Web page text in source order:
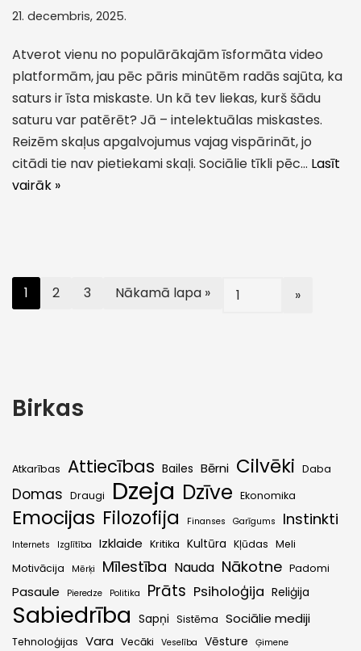
21. decembris, 2025.
Atverot vienu no populārākajām īsformāta video
platformām, jau pēc pāris minūtēm radās sajūta, ka
saturs ir īsta miskaste. Un kā tev liekas, kurš šādu
saturu var patērēt? Jā – intelektuālas miskastes.
Reizēm skaļus apgalvojumus vajag vispārināt, jo
citādi tie nav pietiekami skaļi. Sociālie tīkli pēc… Lasīt
vairāk »
1 2 3 Nākamā lapa »
Birkas
Atkarības Attiecības Bailes Bērni Cilvēki Daba
Domas Draugi Dzeja Dzīve Ekonomika
Emocijas Filozofija Finanses Garīgums Instinkti
Internets Izglītība Izklaide Kritika Kultūra Kļūdas Meli
Motivācija
Mērķi Mīlestība Nauda Nākotne Padomi
Pasaule Pieredze Politika Prāts Psiholoģija Reliģija
Sabiedrība Sapņi Sistēma Sociālie mediji
Tehnoloģijas Vara Vecāki Veselība Vēsture Ģimene